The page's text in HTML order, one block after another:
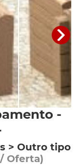
-
> Outro tipo
Oferta)